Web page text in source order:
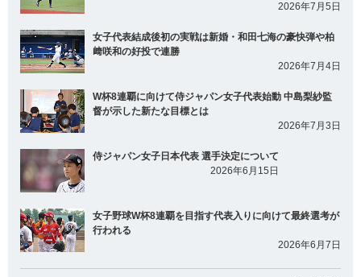
2026年7月5日
女子代表結成後初の実戦は新婚・和田七海の豪快弾や柏
﨑咲和の好投で連勝
2026年7月4日
W杯8連覇に向けて侍ジャパン女子代表始動 中島梨紗監
督が示した新たな目標とは
2026年7月3日
侍ジャパン女子日本代表 選手決定について
2026年6月15日
女子野球W杯8連覇を目指す代表入りに向けて最終選考が
行われる
2026年6月7日